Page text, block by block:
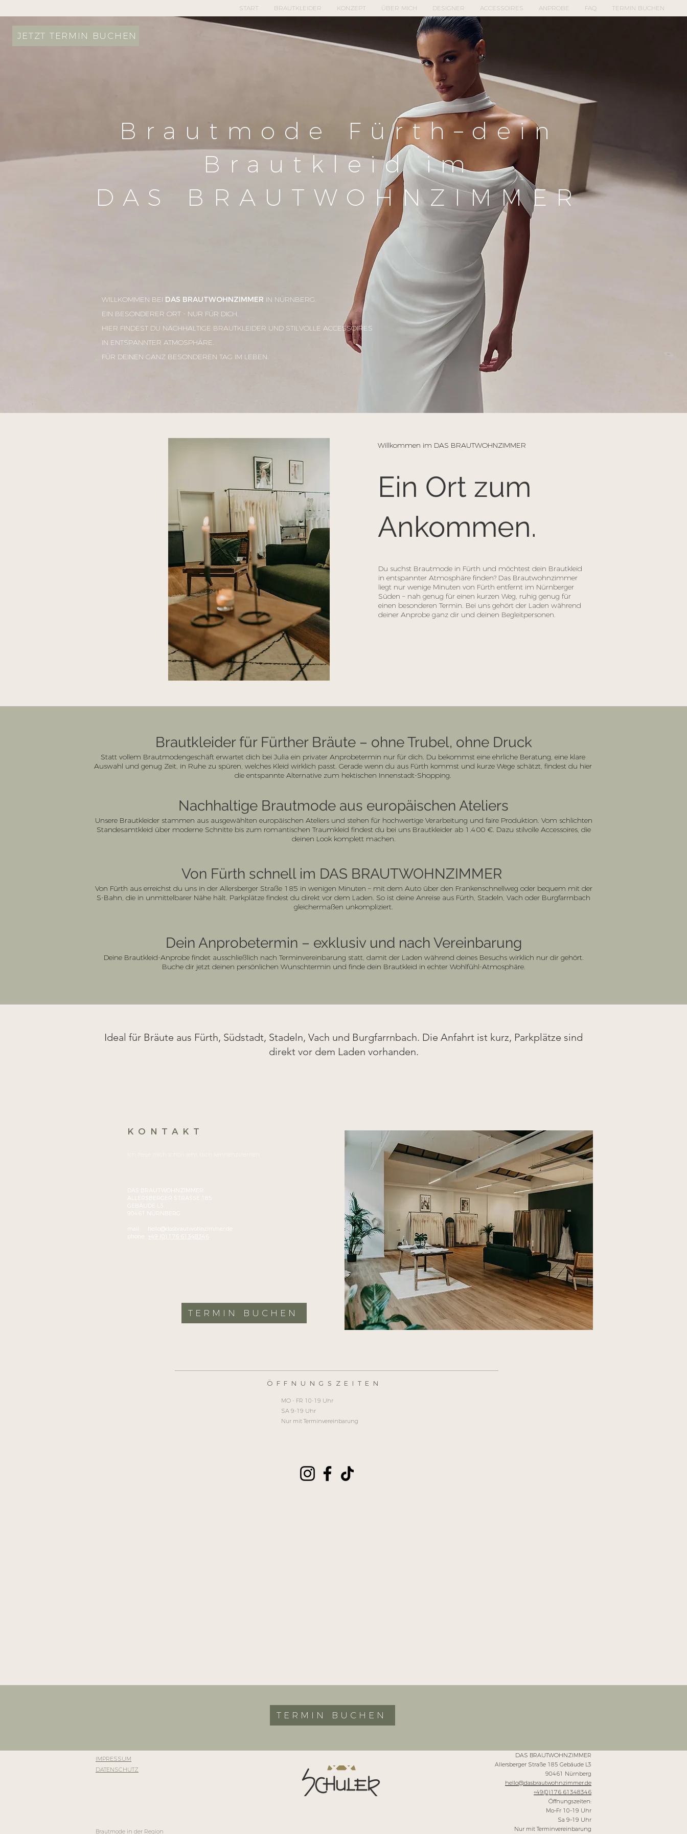
START BRAUTKLEIDER KONZEPT ÜBER MICH DESIGNER ACCESSOIRES ANPROBE FAQ TERMIN BUCHEN
JETZT TERMIN BUCHEN
Brautmode Fürth–dein
Brautkleid im
DAS BRAUTWOHNZIMMER
WILLKOMMEN BEI DAS BRAUTWOHNZIMMER IN NÜRNBERG.
EIN BESONDERER ORT - NUR FÜR DICH.
HIER FINDEST DU NACHHALTIGE BRAUTKLEIDER UND STILVOLLE ACCESSOIRES
IN ENTSPANNTER ATMOSPHÄRE.
FÜR DEINEN GANZ BESONDEREN TAG IM LEBEN.
Willkommen im DAS BRAUTWOHNZIMMER
Ein Ort zum
Ankommen.
Du suchst Brautmode in Fürth und möchtest dein Brautkleid
in entspannter Atmosphäre finden? Das Brautwohnzimmer
liegt nur wenige Minuten von Fürth entfernt im Nürnberger
Süden – nah genug für einen kurzen Weg, ruhig genug für
einen besonderen Termin. Bei uns gehört der Laden während
deiner Anprobe ganz dir und deinen Begleitpersonen.
Brautkleider für Fürther Bräute – ohne Trubel, ohne Druck
Statt vollem Brautmodengeschäft erwartet dich bei Julia ein privater Anprobetermin nur für dich. Du bekommst eine ehrliche Beratung, eine klare
Auswahl und genug Zeit, in Ruhe zu spüren, welches Kleid wirklich passt. Gerade wenn du aus Fürth kommst und kurze Wege schätzt, findest du hier
die entspannte Alternative zum hektischen Innenstadt-Shopping.
Nachhaltige Brautmode aus europäischen Ateliers
Unsere Brautkleider stammen aus ausgewählten europäischen Ateliers und stehen für hochwertige Verarbeitung und faire Produktion. Vom schlichten
Standesamtkleid über moderne Schnitte bis zum romantischen Traumkleid findest du bei uns Brautkleider ab 1.400 €. Dazu stilvolle Accessoires, die
deinen Look komplett machen.
Von Fürth schnell im DAS BRAUTWOHNZIMMER
Von Fürth aus erreichst du uns in der Allersberger Straße 185 in wenigen Minuten – mit dem Auto über den Frankenschnellweg oder bequem mit der
S-Bahn, die in unmittelbarer Nähe hält. Parkplätze findest du direkt vor dem Laden. So ist deine Anreise aus Fürth, Stadeln, Vach oder Burgfarrnbach
gleichermaßen unkompliziert.
Dein Anprobetermin – exklusiv und nach Vereinbarung
Deine Brautkleid-Anprobe findet ausschließlich nach Terminvereinbarung statt, damit der Laden während deines Besuchs wirklich nur dir gehört.
Buche dir jetzt deinen persönlichen Wunschtermin und finde dein Brautkleid in echter Wohlfühl-Atmosphäre.
Ideal für Bräute aus Fürth, Südstadt, Stadeln, Vach und Burgfarrnbach. Die Anfahrt ist kurz, Parkplätze sind
direkt vor dem Laden vorhanden.
KONTAKT
DAS BRAUTWOHNZIMMER
ALLERSBERGER STRASSE 185
GEBÄUDE L3
90461 NÜRNBERG
mail:
hello@dasbrautwohnzimmer.de
phone:
+49 (0) 176 61348346
TERMIN BUCHEN
ÖFFNUNGSZEITEN
MO - FR 10-19 Uhr
SA 9-19 Uhr
Nur mit Terminvereinbarung
TERMIN BUCHEN
IMPRESSUM
DATENSCHUTZ
Brautmode in der Region
DAS BRAUTWOHNZIMMER
Allersberger Straße 185 Gebäude L3
90461 Nürnberg
hello@dasbrautwohnzimmer.de
+49(0)176 61348346
Öffnungszeiten:
Mo–Fr 10–19 Uhr
Sa 9–19 Uhr
Nur mit Terminvereinbarung